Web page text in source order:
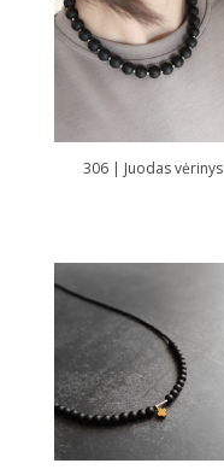
306 | Juodas vėrinys